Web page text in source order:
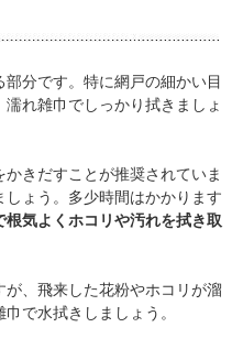
分です。特に網戸の細かい目
れ雑巾でしっかり拭きましょ
きだすことが推奨されていま
ょう。多少時間はかかります
気よくホコリや汚れを拭き取
、飛来した花粉やホコリが溜
で水拭きしましょう。